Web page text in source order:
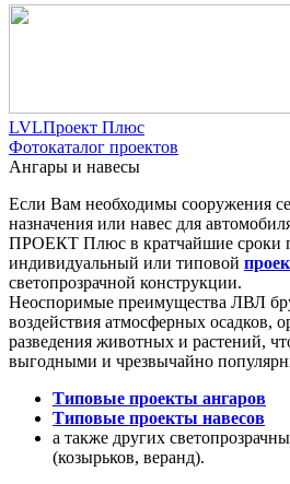
LVLПроект Плюс
Фотокаталог проектов
Ангары и навесы
Если Вам необходимы сооружения
назначения или навес для
ПРОЕКТ Плюс в кратчайшие сроки
индивидуальный или типовой
светопрозрачной конструкции.
Неоспоримые преимущества ЛВЛ
воздействия атмосферных осадков,
разведения животных и растений,
выгодными и чрезвычайно
Типовые проекты ангаров
Типовые проекты навесов
а также других
(козырьков, веранд).